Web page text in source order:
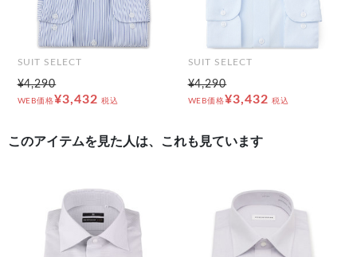
SUIT SELECT
¥4,290
WEB価格¥3,432 税込
SUIT SELECT
¥4,290
WEB価格¥3,432 税込
このアイテムを見た人は、これも見ています